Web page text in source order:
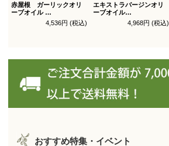
赤屋根 ガーリックオリ
ーブオイル
4,536円 (税込)
エキストラバージンオリ
ーブオイル
トルトサ 450g 1本箱入
（スペイン自社農園産）
4,968円 (税込)